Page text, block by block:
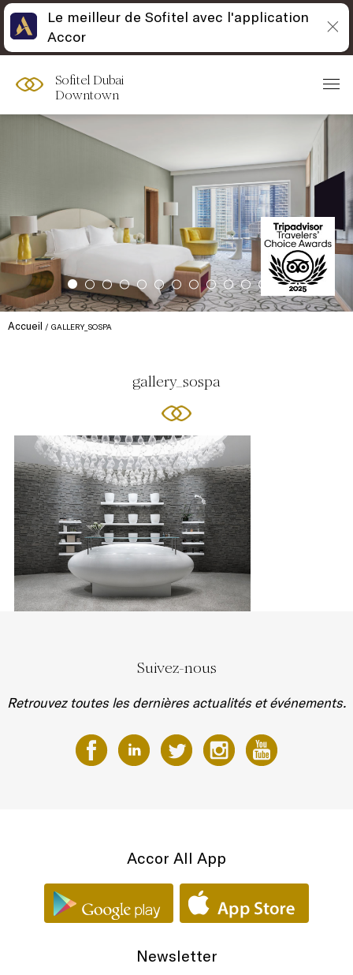
Sofitel Dubai
Downtown
Accueil GALLERY_SOSPA
gallery_sospa
Suivez-nous
Retrouvez toutes les dernières actualités et événements.
Accor All App
Newsletter
Le meilleur de Sofitel avec l'application
Accor